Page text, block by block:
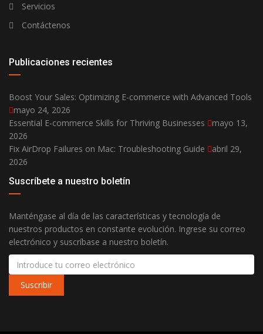
Servicios
Contáctenos
Publicaciones recientes
Boost Your Sales: Optimizing E-commerce with Advanced Tools
mayo 24, 2026
Essential E-commerce Skills for Thriving Businesses
mayo 13,
2026
Fix AirDrop Failures on Mac: Troubleshooting Guide
abril 29,
2026
Suscríbete a nuestro boletín
Manténgase al día de las características y tecnología de
nuestros productos en constante evolución. Ingrese su correo
electrónico y suscríbase a nuestro boletín.
Suscribir